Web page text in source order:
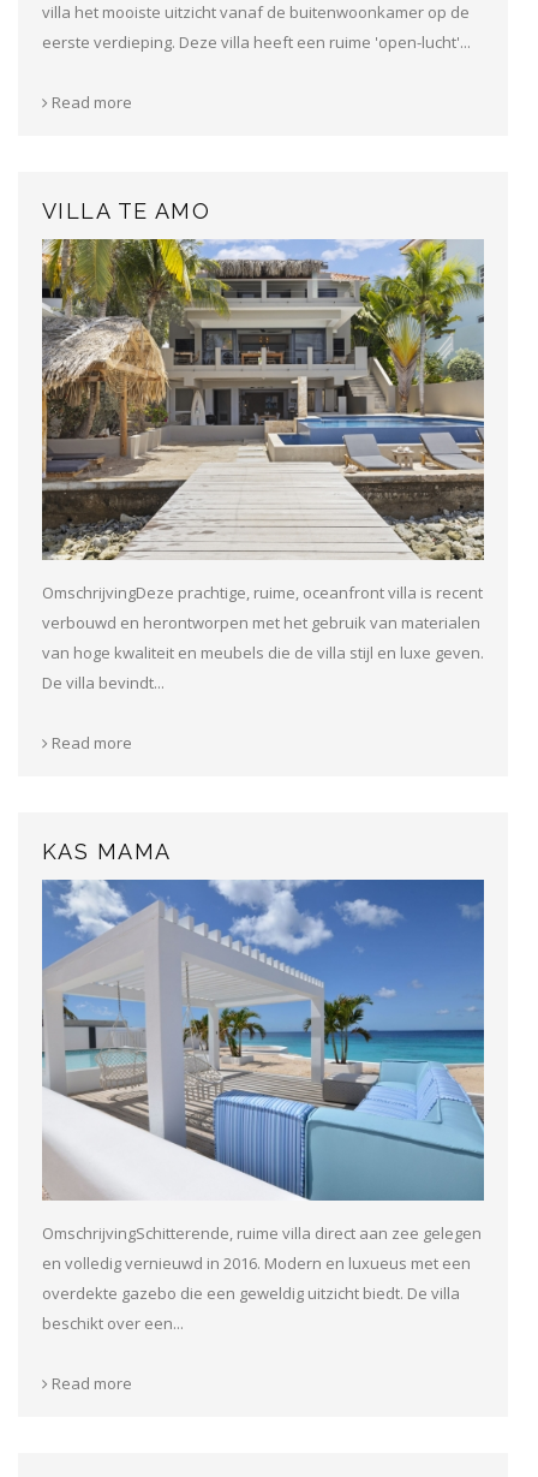
villa het mooiste uitzicht vanaf de buitenwoonkamer op de
eerste verdieping. Deze villa heeft een ruime 'open-lucht'...
Read more
VILLA TE AMO
OmschrijvingDeze prachtige, ruime, oceanfront villa is recent
verbouwd en herontworpen met het gebruik van materialen
van hoge kwaliteit en meubels die de villa stijl en luxe geven.
De villa bevindt...
Read more
KAS MAMA
OmschrijvingSchitterende, ruime villa direct aan zee gelegen
en volledig vernieuwd in 2016. Modern en luxueus met een
overdekte gazebo die een geweldig uitzicht biedt. De villa
beschikt over een...
Read more